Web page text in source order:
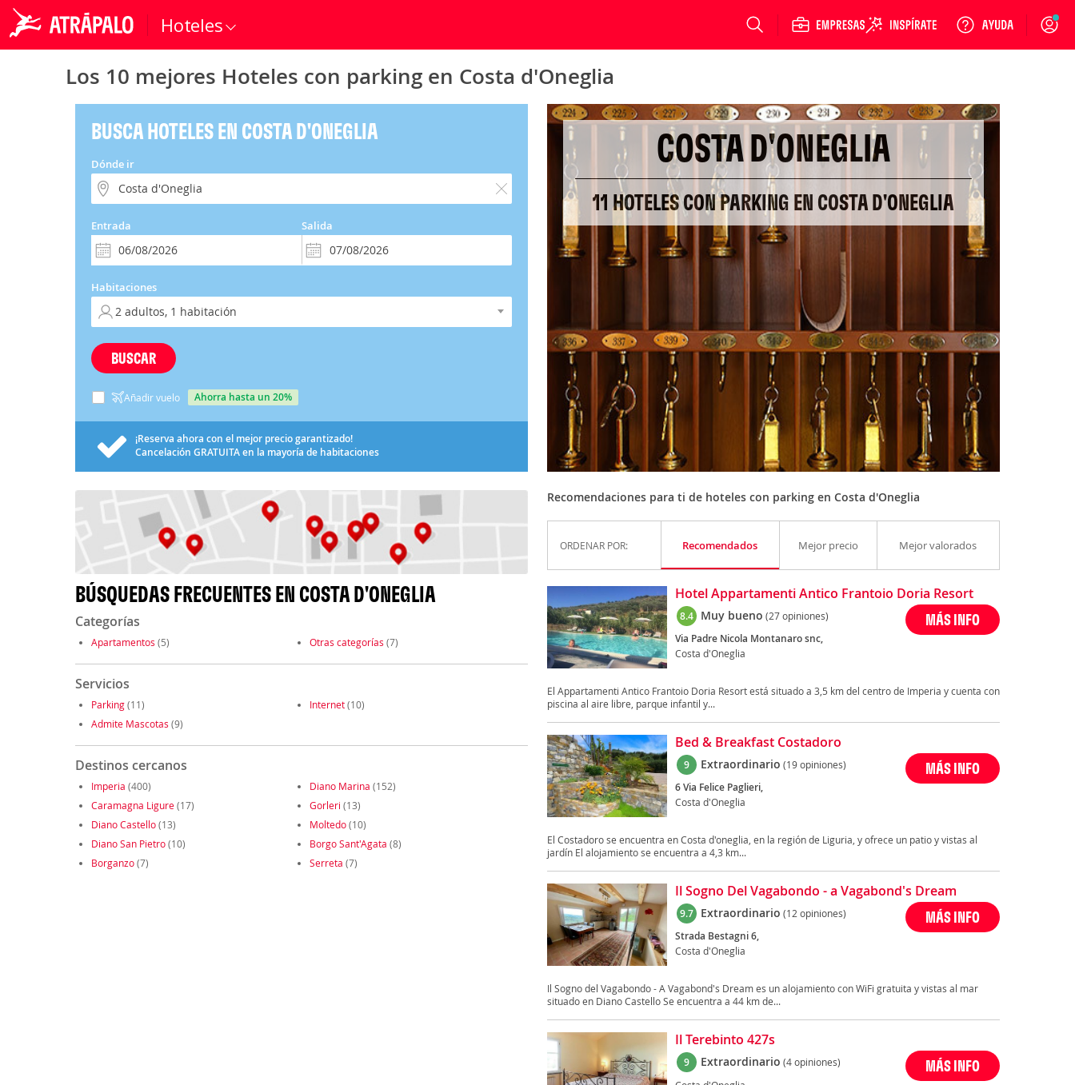
Hoteles Login
Los 10 mejores Hoteles con parking en Costa d'Oneglia
BUSCA HOTELES EN COSTA D'ONEGLIA
Dónde ir
Entrada Salida
Habitaciones
BUSCAR
Añadir vuelo ahorra hasta un 20%
¡Reserva ahora con el mejor precio garantizado!
Cancelación GRATUITAen la mayoría de habitaciones
BÚSQUEDAS FRECUENTES EN COSTA D'ONEGLIA
Categorías
Apartamentos (5) Otras categorías (7)
Servicios
Parking(11) Internet(10)
Admite Mascotas (9)
Destinos cercanos
Imperia (400) Diano Marina (152)
Caramagna Ligure(17) Gorleri (13)
Diano Castello(13) Moltedo(10)
Diano San Pietro(10) Borgo Sant'Agata (8)
Borganzo(7) Serreta (7)
COSTA D'ONEGLIA
11 HOTELES CON PARKING EN COSTA D'ONEGLIA
Recomendaciones para ti de hoteles con parking en Costa d'Oneglia
ORDENAR POR: Recomendados Mejor precio Mejor valorados
Hotel Appartamenti Antico Frantoio Doria Resort
8.4 Muy bueno (27 opiniones)
Via Padre Nicola Montanaro snc,
Costa d'Oneglia
MÁS INFO
El Appartamenti Antico Frantoio Doria Resort está situado a 3,5 km del centro de Imperia y cuenta con
piscina al aire libre, parque infantil y...
Bed & Breakfast Costadoro
9 Extraordinario (19 opiniones)
6 Via Felice Paglieri,
Costa d'Oneglia
MÁS INFO
El Costadoro se encuentra en Costa d'oneglia, en la región de Liguria, y ofrece un patio y vistas al
jardín El alojamiento se encuentra a 4,3 km...
Il Sogno Del Vagabondo - a Vagabond's Dream
9.7 Extraordinario (12 opiniones)
Strada Bestagni 6,
Costa d'Oneglia
MÁS INFO
Il Sogno del Vagabondo - A Vagabond's Dream es un alojamiento con WiFi gratuita y vistas al mar
situado en Diano Castello Se encuentra a 44 km de...
Il Terebinto 427s
9 Extraordinario (4 opiniones)
MÁS INFO